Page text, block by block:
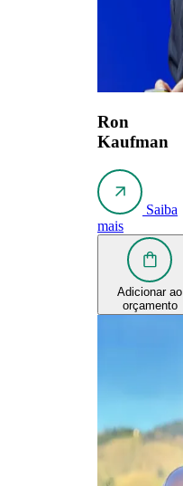
Ron
Kaufman
Saiba
mais
Adicionar ao
orçamento